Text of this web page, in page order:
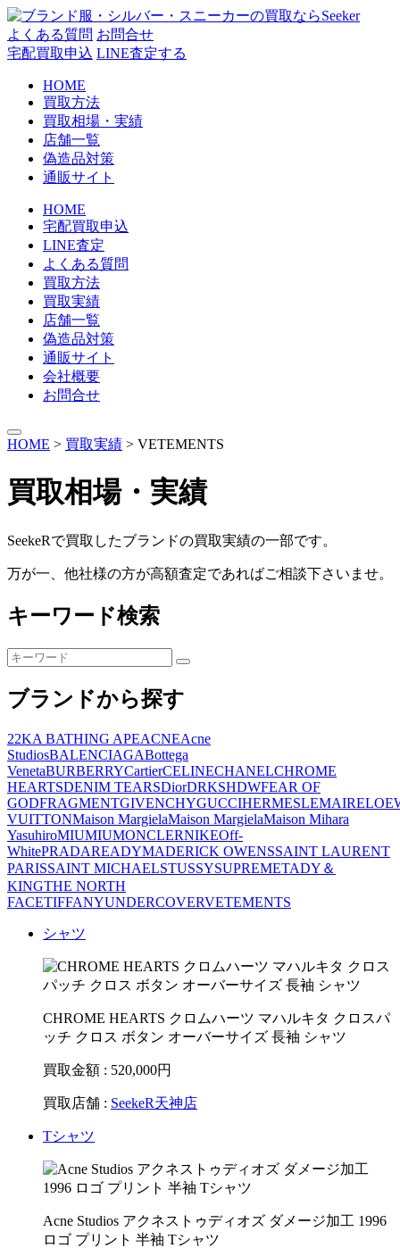
コ
ン
テ
よくある質問 お問合せ
宅配買取申込 LINE査定する
HOME
買取方法
買取相場・実績
店舗一覧
偽造品対策
通販サイト
HOME
宅配買取申込
LINE査定
よくある質問
買取方法
買取実績
店舗一覧
偽造品対策
通販サイト
会社概要
お問合せ
HOME > 買取実績 > VETEMENTS
買取相場・実績
SeekeRで買取したブランドの買取実績の一部です。
万が一、他社様の方が高額査定であればご相談下さいませ。
キーワード検索
検
検
ブランドから探す
22KA BATHING APEACNEAcne
StudiosBALENCIAGABottega
VenetaBURBERRYCartierCELINECHANELCHROME
HEARTSDENIM TEARSDiorDRKSHDWFEAR OF
GODFRAGMENTGIVENCHYGUCCIHERMESLEMAIRE
VUITTONMaison MargielaMaison MargielaMaison Mihara
YasuhiroMIUMIUMONCLERNIKEOff-
WhitePRADAREADYMADERICK OWENSSAINT LAURENT
PARISSAINT MICHAELSTUSSYSUPREMETADY＆
KINGTHE NORTH
FACETIFFANYUNDERCOVERVETEMENTS
シャツ
CHROME HEARTS クロムハーツ マハルキタ クロスパ
ッチ クロス ボタン オーバーサイズ 長袖 シャツ
買取金額 : 520,000円
買取店舗 : SeekeR天神店
Tシャツ
Acne Studios アクネストゥディオズ ダメージ加工 1996
ロゴ プリント 半袖 Tシャツ